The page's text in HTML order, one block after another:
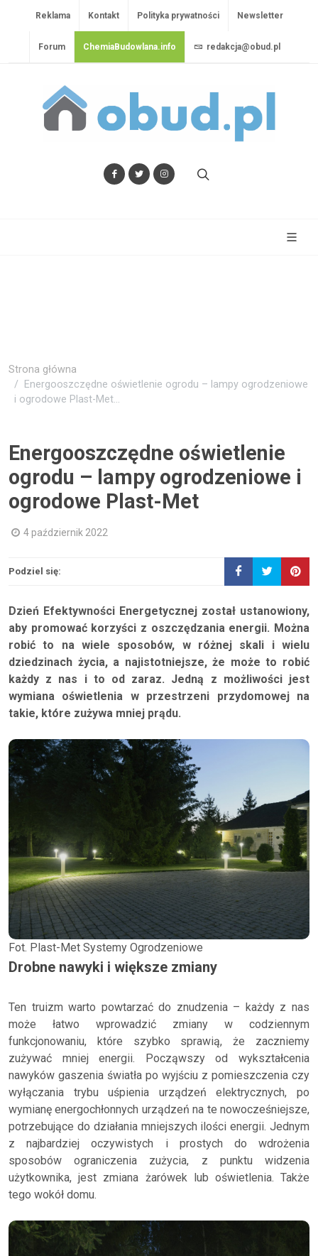
Reklama Kontakt Polityka prywatności Newsletter
Forum ChemiaBudowlana.info redakcja@obud.pl
Strona główna
Energooszczędne oświetlenie ogrodu – lampy ogrodzeniowe
i ogrodowe Plast-Met...
Energooszczędne oświetlenie
ogrodu – lampy ogrodzeniowe i
ogrodowe Plast-Met
4 październik 2022
Podziel się:
Dzień Efektywności Energetycznej został ustanowiony,
aby promować korzyści z oszczędzania energii. Można
robić to na wiele sposobów, w różnej skali i wielu
dziedzinach życia, a najistotniejsze, że może to robić
każdy z nas i to od zaraz. Jedną z możliwości jest
wymiana oświetlenia w przestrzeni przydomowej na
takie, które zużywa mniej prądu.
Fot. Plast-Met Systemy Ogrodzeniowe
Drobne nawyki i większe zmiany
Ten truizm warto powtarzać do znudzenia – każdy z nas
może łatwo wprowadzić zmiany w codziennym
funkcjonowaniu, które szybko sprawią, że zaczniemy
zużywać mniej energii. Począwszy od wykształcenia
nawyków gaszenia światła po wyjściu z pomieszczenia czy
wyłączania trybu uśpienia urządzeń elektrycznych, po
wymianę energochłonnych urządzeń na te nowocześniejsze,
potrzebujące do działania mniejszych ilości energii. Jednym
z najbardziej oczywistych i prostych do wdrożenia
sposobów ograniczenia zużycia, z punktu widzenia
użytkownika, jest zmiana żarówek lub oświetlenia. Także
tego wokół domu.